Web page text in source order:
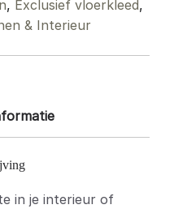
, Exclusief vloerkleed,
& Interieur
in je interieur of